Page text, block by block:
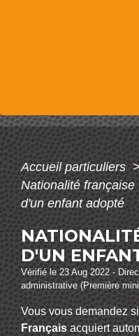
Accueil particuliers
Nationalité française
d'un enfant adopté
D'UN
Vérifié le 23 Aug 2022 -
administrative (Première
Vous vous demandez
Françaisacquiert